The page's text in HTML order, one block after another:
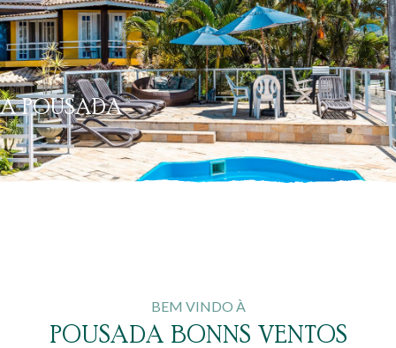
A POUSADA
BEM VINDO À
POUSADA BONNS VENTOS